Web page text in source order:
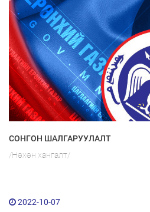
СОНГОН ШАЛГАРУУЛАЛТ
/Нөхөн хангалт/
2022-10-07